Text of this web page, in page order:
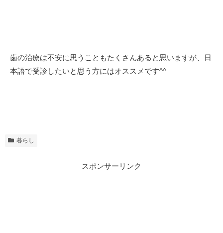
歯の治療は不安に思うこともたくさんあると思いますが、日
本語で受診したいと思う方にはオススメです^^
暮らし
スポンサーリンク